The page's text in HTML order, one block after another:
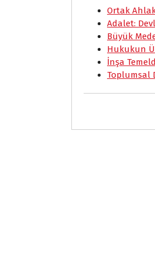
e
b
o
o
k
t
s
A
p
p
i
l
Ortak
Adalet:
Büyük
Hukukun
İnşa
Toplumsal